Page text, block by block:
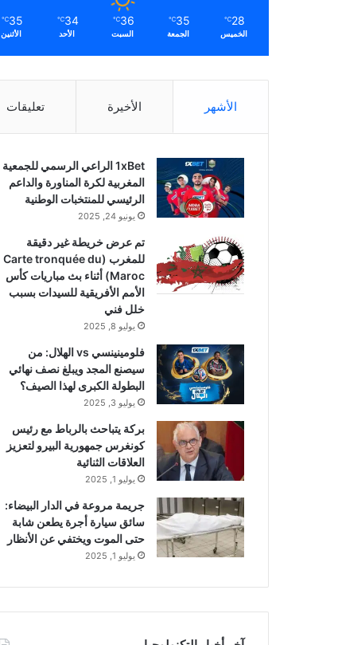
28
℃
الخميس
35
℃
الجمعة
36
℃
السبت
34
℃
الأحد
35
℃
الأثنين
الأشهر الأخيرة تعليقات
1xBet الراعي الرسمي للجمعية
المغربية لكرة المناورة والداعم
الرئيسي للمنتخبات الوطنية
يونيو 24, 2025
تم عرض خريطة غير دقيقة
للمغرب (Carte tronquée du
Maroc) أثناء بث مباريات كأس
الأمم الأفريقية للسيدات بسبب
خلل فني
يوليو 8, 2025
فلومينينسي vs الهلال: من
سيصنع المجد ويبلغ نصف نهائي
البطولة الكبرى لهذا الصيف؟
يوليو 3, 2025
بركة يتباحث بالرباط مع رئيس
كونغرس جمهورية البيرو لتعزيز
العلاقات الثنائية
يوليو 1, 2025
جريمة مروعة في الدار البيضاء:
سائق سيارة أجرة يطعن شابة
حتى الموت ويختفي عن الأنظار
يوليو 1, 2025